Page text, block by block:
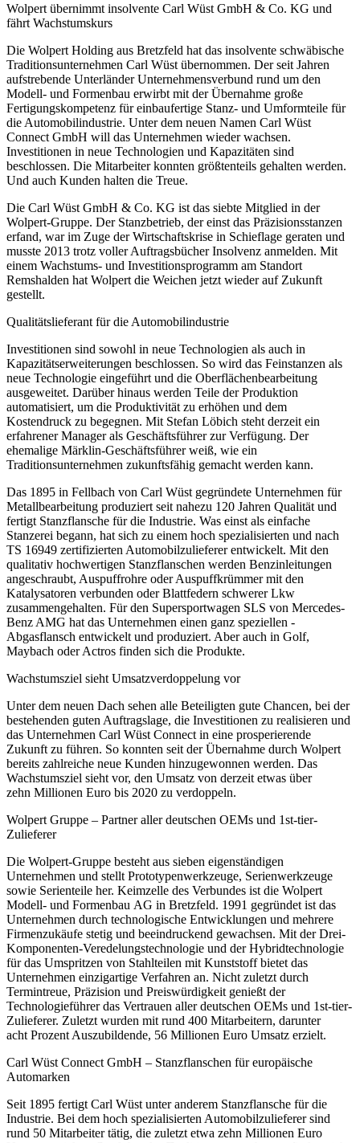
Wolpert übernimmt insolvente Carl Wüst GmbH & Co. KG und
fährt Wachstumskurs
Die Wolpert Holding aus Bretzfeld hat das insolvente schwäbische
Traditionsunternehmen Carl Wüst übernommen. Der seit Jahren
aufstrebende Unterländer Unternehmensverbund rund um den
Modell- und Formenbau erwirbt mit der Übernahme große
Fertigungskompetenz für einbaufertige Stanz- und Umformteile für
die Automobilindustrie. Unter dem neuen Namen Carl Wüst
Connect GmbH will das Unternehmen wieder wachsen.
Investitionen in neue Technologien und Kapazitäten sind
beschlossen. Die Mitarbeiter konnten­ größtenteils gehalten werden.
Und auch Kunden halten die Treue.
Die Carl Wüst GmbH & Co. KG ist das siebte Mitglied in der
Wolpert-Gruppe. Der Stanzbetrieb, der einst das Präzisionsstanzen
erfand, war im Zuge der Wirtschafts­krise in Schieflage geraten und
musste 2013 trotz voller Auftragsbücher Insolvenz anmelden. Mit
einem Wachstums- und Investitionsprogramm am Standort
Remshalden hat Wolpert die Weichen jetzt wieder auf Zukunft
gestellt.
Qualitätslieferant für die Automobilindustrie
Investitionen sind sowohl in neue Technologien als auch in
Kapazitätserweiterungen­ beschlossen. So wird das Feinstanzen als
neue Technologie eingeführt und die Oberflächenbearbeitung
ausgeweitet. Darüber hinaus werden Teile der Produktion
automatisiert, um die Produktivität zu erhöhen und dem
Kostendruck zu begegnen. Mit Stefan Löbich steht derzeit ein
erfahrener Manager als Geschäftsführer zur Verfügung. Der
ehemalige Märklin-Geschäftsführer weiß, wie ein
Traditionsunternehmen zukunftsfähig gemacht werden kann.
Das 1895 in Fellbach von Carl Wüst gegründete Unternehmen für
Metallbearbeitung produziert seit nahezu 120 Jahren Qualität und
fertigt Stanzflansche für die Industrie. Was einst als einfache
Stanzerei begann, hat sich zu einem hoch spezialisierten und nach
TS 16949 zertifizierten Automobilzulieferer entwickelt. Mit den
qualitativ hochwertigen Stanzflanschen werden Benzin­leitungen
angeschraubt, Auspuffrohre oder Auspuffkrümmer mit den
Katalysatoren verbunden oder Blattfedern schwerer Lkw
zusammengehalten. Für den Supersportwagen SLS von Mercedes-
Benz AMG hat das Unternehmen einen ganz speziellen ­
Abgasflansch entwickelt und produziert. Aber auch in Golf,
Maybach oder Actros finden sich die Produkte.
Wachstumsziel sieht Umsatzverdoppelung vor
Unter dem neuen Dach sehen alle Beteiligten gute Chancen, bei der
bestehenden guten Auftragslage, die Investitionen zu realisieren und
das Unternehmen Carl Wüst Connect in eine prosperierende
Zukunft zu führen. So konnten seit der Übernahme durch Wolpert
bereits zahlreiche neue Kunden hinzugewonnen werden. Das
Wachstumsziel sieht vor, den Umsatz von derzeit etwas über
zehn Millionen Euro bis 2020 zu verdoppeln.
Wolpert Gruppe – Partner aller deutschen OEMs und 1st-tier-
Zulieferer
Die Wolpert-Gruppe besteht aus sieben eigenständigen
Unternehmen und stellt Prototypenwerkzeuge, Serienwerkzeuge
sowie Serienteile her. Keimzelle des Verbundes ist die Wolpert
Modell- und Formenbau AG in Bretzfeld. 1991 gegründet ist das
Unternehmen durch technologische Entwicklungen und mehrere
Firmenzukäufe stetig und beeindruckend gewachsen. Mit der Drei-
Komponenten-Veredelungstechnologie und der Hybridtechnologie
für das Umspritzen­ von Stahlteilen mit Kunststoff bietet das
Unternehmen einzigartige Verfahren an. Nicht zuletzt durch
Termintreue, Präzision und Preiswürdigkeit genießt der
Technologieführer das Vertrauen aller deutschen OEMs und 1st-tier-
Zulieferer. Zuletzt wurden mit rund 400 Mitarbeitern, darunter
acht Prozent Auszubildende, 56 Millionen Euro Umsatz erzielt.
Carl Wüst Connect GmbH – Stanzflanschen für europäische
Automarken
Seit 1895 fertigt Carl Wüst unter anderem Stanzflansche für die
Industrie. Bei dem hoch spezialisierten Automobilzulieferer sind
rund 50 Mitarbeiter tätig, die zuletzt etwa zehn Millionen Euro